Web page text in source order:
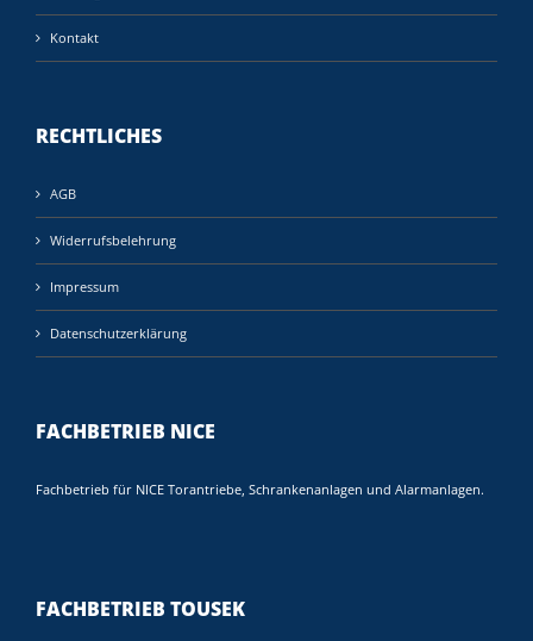
Kontakt
RECHTLICHES
AGB
Widerrufsbelehrung
Impressum
Datenschutzerklärung
FACHBETRIEB NICE
Fachbetrieb für NICE Torantriebe, Schrankenanlagen und Alarmanlagen.
FACHBETRIEB TOUSEK